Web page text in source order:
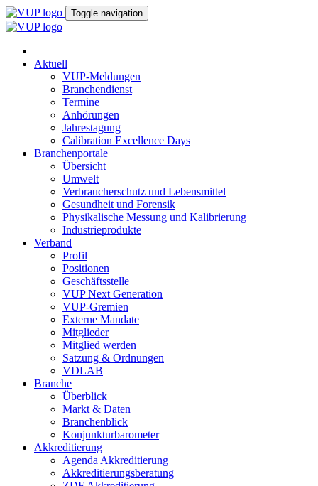
Toggle navigation
Aktuell
VUP-Meldungen
Branchendienst
Termine
Anhörungen
Jahrestagung
Calibration Excellence Days
Branchenportale
Übersicht
Umwelt
Verbraucherschutz und Lebensmittel
Gesundheit und Forensik
Physikalische Messung und Kalibrierung
Industrieprodukte
Verband
Profil
Positionen
Geschäftsstelle
VUP Next Generation
VUP-Gremien
Externe Mandate
Mitglieder
Mitglied werden
Satzung & Ordnungen
VDLAB
Branche
Überblick
Markt & Daten
Branchenblick
Konjunkturbarometer
Akkreditierung
Agenda Akkreditierung
Akkreditierungsberatung